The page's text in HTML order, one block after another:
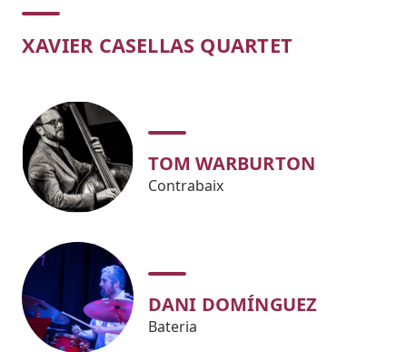
Concert
XAVIER CASELLAS QUARTET
TOM WARBURTON
Contrabaix
DANI DOMÍNGUEZ
Bateria